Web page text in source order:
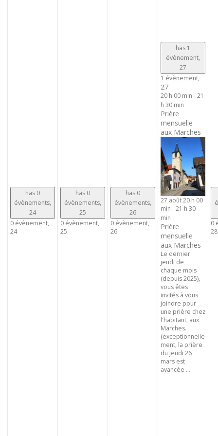
has 0
évènements,
24
0 évènement,
24
has 0
évènements,
25
0 évènement,
25
has 0
évènements,
26
0 évènement,
26
has 1
évènement,
27
1 évènement,
27
20 h 00 min -21
h 30 min
Prière
mensuelle
aux Marches
27 août 20 h 00
min -21 h 30
min
Prière
mensuelle
aux Marches
Le dernier
jeudi de
chaque mois
(depuis 2025),
vous êtes
invités à vous
joindre pour
une prière chez
l'habitant, aux
Marches.
(exceptionnelle
ment, la prière
du jeudi 26
mars est
avancée ...
0
28